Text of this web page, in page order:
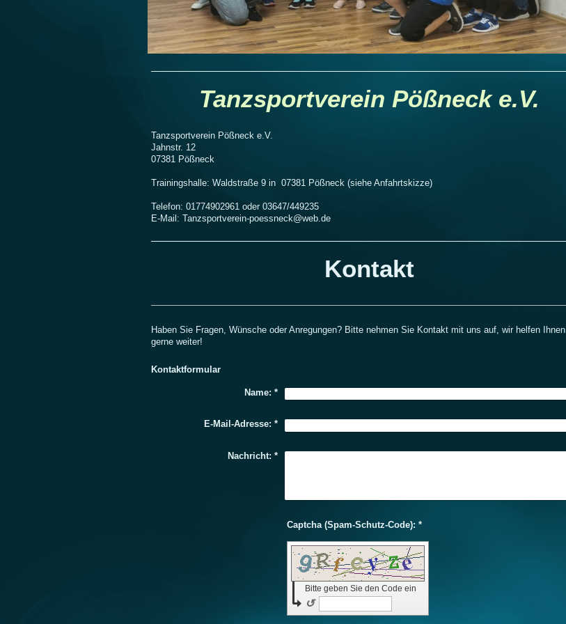
Tanzsportverein Pößneck e.V.
Tanzsportverein Pößneck e.V.
Jahnstr. 12
07381 Pößneck
Trainingshalle: Waldstraße 9 in 07381 Pößneck (siehe Anfahrtskizze)
Telefon: 01774902961 oder 03647/449235
E-Mail: Tanzsportverein-poessneck@web.de
Kontakt
Haben Sie Fragen, Wünsche oder Anregungen? Bitte nehmen Sie Kontakt mit uns auf, wir helfen Ihnen
gerne weiter!
Kontaktformular
Name: *
E-Mail-Adresse: *
Nachricht: *
Captcha (Spam-Schutz-Code): *
Bitte geben Sie den Code ein
↺